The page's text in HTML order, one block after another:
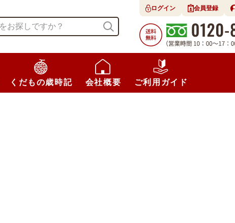
ログイン 会員登録
くだもの歳時記 会社概要 ご利用ガイド